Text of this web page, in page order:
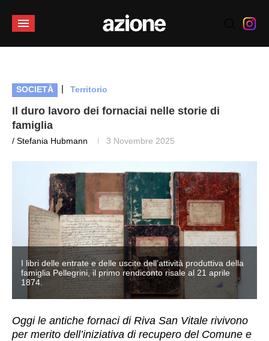
SOCIETÀ | Territorio
Il duro lavoro dei fornaciai nelle storie di
famiglia
/ Stefania Hubmann 3 Novembre 2025
I libri delle entrate e delle uscite dell’attività produttiva della
famiglia Pellegrini, il primo rendiconto risale al 21 aprile
1874.
Oggi le antiche fornaci di Riva San Vitale rivivono
per merito dell’iniziativa di recupero del Comune e